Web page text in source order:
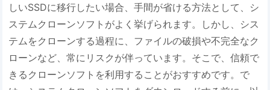
しいSSDに移行したい場合、手間が省ける方法として、シ
ステムクローンソフトがよく挙げられます。しかし、シス
テムをクローンする過程に、ファイルの破損や不完全なク
ローンなど、常にリスクが伴っています。そこで、信頼で
きるクローンソフトを利用することがおすすめです。で